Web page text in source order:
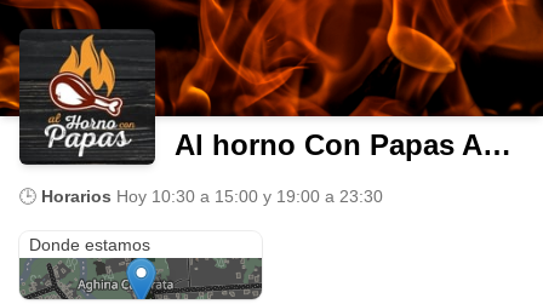
Al horno Con Papas Anisacate
🕒 Horarios Hoy 10:30 a 15:00 y 19:00 a 23:30
Donde estamos